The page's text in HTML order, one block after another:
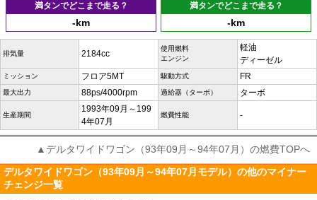
満タンでどこまで走る？
-km
満タンでどこまで走る？
-km
排気量 2184cc
使用燃料
エンジン
軽油
ディーゼル
ミッション フロア5MT 駆動方式 FR
最大出力 88ps/4000rpm 過給器（ターボ） ターボ
生産期間
1993年09月～199
4年07月
燃費性能 -
▲デルタワイドワゴン（93年09月～94年07月）の燃費TOPへ
デルタワイドワゴン（93年09月～94年07月モデル）の他のマイナー
チェンジ一覧